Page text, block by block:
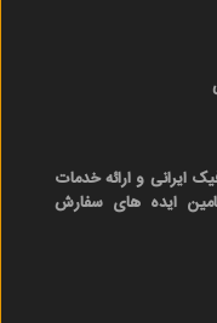
ایرانی و ارائه خدمات
ایده های سفارش